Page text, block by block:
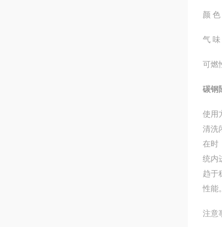
颜
气
可燃
碳钢
使用
清洗
在时
统内
趋于
性能
注意